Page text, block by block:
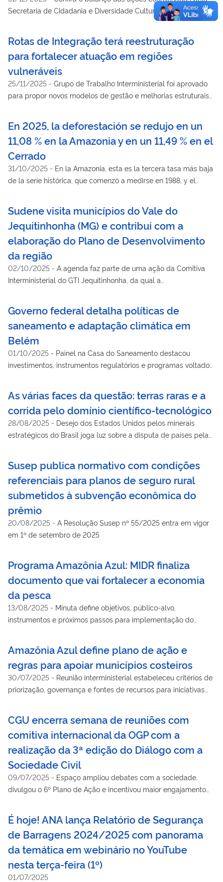
Secretaria de Cidadania e Diversidade Cultural do Ministério da
Rotas de Integração terá reestruturação
para fortalecer atuação em regiões
vulneráveis
25/11/2025 - Grupo de Trabalho Interministerial foi aprovado
para propor novos modelos de gestão e melhorias estruturais
En 2025, la deforestación se redujo en un
11,08 % en la Amazonia y en un 11,49 % en el
Cerrado
31/10/2025 - En la Amazonia, esta es la tercera tasa más baja
de la serie histórica, que comenzó a medirse en 1988, y el
50 % de la deforestación en este bioma en 2025 con respecto
a 2022
Sudene visita municípios do Vale do
Jequitinhonha (MG) e contribui com a
elaboração do Plano de Desenvolvimento
da região
02/10/2025 - A agenda faz parte de uma ação da Comitiva
Interministerial do GTI Jequitinhonha, da qual a
Governo federal detalha políticas de
saneamento e adaptação climática em
Belém
01/10/2025 - Painel na Casa do Saneamento destacou
investimentos, instrumentos regulatórios e programas voltados
As várias faces da questão: terras raras e a
corrida pelo domínio científico-tecnológico
28/08/2025 - Desejo dos Estados Unidos pelos minerais
estratégicos do Brasil joga luz sobre a disputa de países pela
Susep publica normativo com condições
referenciais para planos de seguro rural
submetidos à subvenção econômica do
prêmio
20/08/2025 - A Resolução Susep nº 55/2025 entra em vigor
em 1º de setembro de 2025
Programa Amazônia Azul: MIDR finaliza
documento que vai fortalecer a economia
da pesca
13/08/2025 - Minuta define objetivos, público-alvo,
instrumentos e próximos passos para implementação do
Amazônia Azul define plano de ação e
regras para apoiar municípios costeiros
30/07/2025 - Reunião interministerial estabeleceu critérios de
priorização, governança e fontes de recursos para iniciativas
CGU encerra semana de reuniões com
comitiva internacional da OGP com a
realização da 3ª edição do Diálogo com a
Sociedade Civil
09/07/2025 - Espaço ampliou debates com a sociedade,
divulgou o 6º Plano de Ação e incentivou maior engajamento
ações
É hoje! ANA lança Relatório de Segurança
de Barragens 2024/2025 com panorama
da temática em webinário no YouTube
nesta terça-feira (1º)
01/07/2025